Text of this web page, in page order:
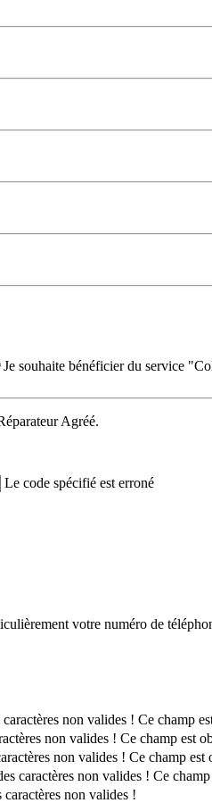
Je souhaite bénéficier du service
Agréé.
Le code spécifié est erroné
votre numéro de
non valides ! Ce champ
non valides ! Ce champ est
non valides ! Ce champ est
caractères non valides ! Ce
caractères non valides !